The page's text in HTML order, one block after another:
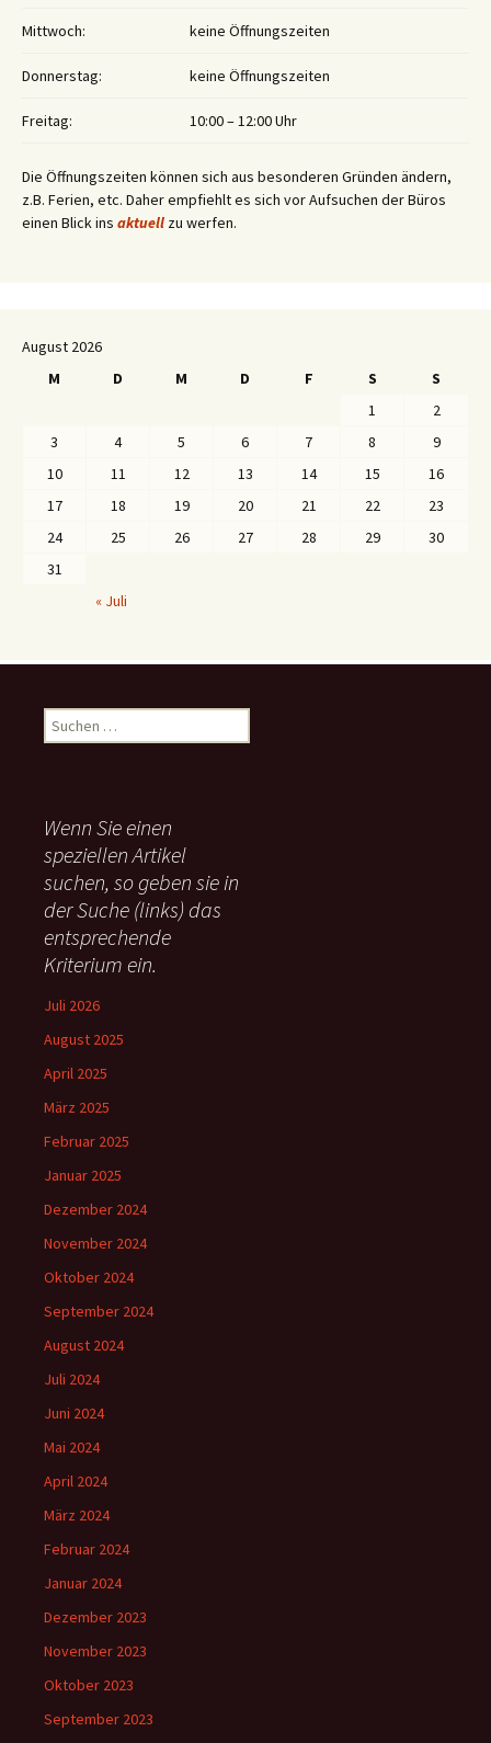
Mittwoch: keine Öffnungszeiten
Donnerstag: keine Öffnungszeiten
Freitag: 10:00 – 12:00 Uhr
Die Öffnungszeiten können sich aus besonderen Gründen ändern,
z.B. Ferien, etc. Daher empfiehlt es sich vor Aufsuchen der Büros
einen Blick ins aktuell zu werfen.
August 2026
M
D M D F S
S
1
2
3
4 5 6 7 8
9
10
11 12 13 14 15
16
17
18 19 20 21 22
23
24
25 26 27 28 29
30
31
« Juli
u
n
n
a
c
:
Wenn Sie einen
speziellen Artikel
suchen, so geben sie in
der Suche (links) das
entsprechende
Kriterium ein.
Juli 2026
August 2025
April 2025
März 2025
Februar 2025
Januar 2025
Dezember 2024
November 2024
Oktober 2024
September 2024
August 2024
Juli 2024
Juni 2024
Mai 2024
April 2024
März 2024
Februar 2024
Januar 2024
Dezember 2023
November 2023
Oktober 2023
September 2023